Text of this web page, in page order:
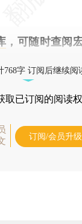
，可随时查阅
768字 订阅后继续阅
取已订阅的阅读
订阅/会员升级